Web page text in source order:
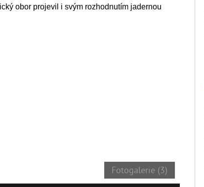
obor projevil i svým rozhodnutím jadernou
Fotogalerie (3)